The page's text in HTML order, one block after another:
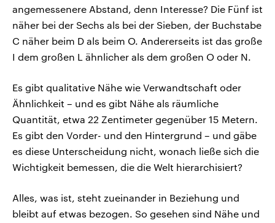
angemessenere Abstand, denn Interesse? Die Fünf ist
näher bei der Sechs als bei der Sieben, der Buchstabe
C näher beim D als beim O. Andererseits ist das große
I dem großen L ähnlicher als dem großen O oder N.
Es gibt qualitative Nähe wie Verwandtschaft oder
Ähnlichkeit – und es gibt Nähe als räumliche
Quantität, etwa 22 Zentimeter gegenüber 15 Metern.
Es gibt den Vorder- und den Hintergrund – und gäbe
es diese Unterscheidung nicht, wonach ließe sich die
Wichtigkeit bemessen, die die Welt hierarchisiert?
Alles, was ist, steht zueinander in Beziehung und
bleibt auf etwas bezogen. So gesehen sind Nähe und